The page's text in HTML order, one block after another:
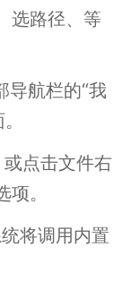
选路径、等
导航栏的“我
点击文件右
。
将调用内置